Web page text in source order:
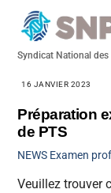
Syndicat National
16 JANVIER 2023
Préparation
de PTS
NEWS Examen
Veuillez trouver